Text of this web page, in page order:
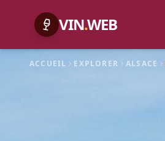
VIN.WEB
ACCUEIL EXPLORER ALSACE